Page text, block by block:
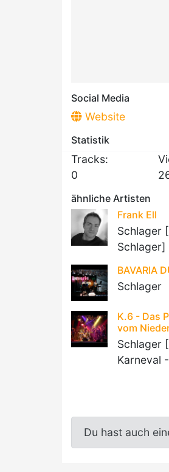
Social Media
Website
Statistik
Tracks:
0
ähnliche Artisten
Frank Ell
Schlager
Schlager]
BAVARIA
Schlager
K.6 - Das
vom
Schlager
Karneval
Du hast auch